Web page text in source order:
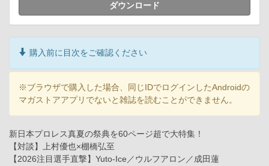
ダウンロード
購入前に目次をご確認ください
※ブラウザで購入した場合、同じIDでログインしたAndroidの
マガストアアプリでないと雑誌を読むことができません。
新日本プロレス真夏の祭典を60ページ超で大特集！
【対談】上村優也×棚橋弘至
【2026注目選手直撃】Yuto-Ice／ウルフアロン／成田蓮